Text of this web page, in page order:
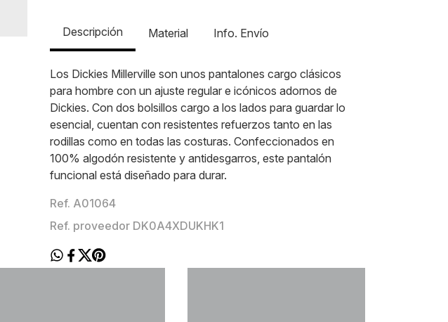
Descripción Material Info. Envío
Los Dickies Millerville son unos pantalones cargo clásicos
para hombre con un ajuste regular e icónicos adornos de
Dickies. Con dos bolsillos cargo a los lados para guardar lo
esencial, cuentan con resistentes refuerzos tanto en las
rodillas como en todas las costuras. Confeccionados en
100% algodón resistente y antidesgarros, este pantalón
funcional está diseñado para durar.
Ref. A01064
Ref. proveedor DK0A4XDUKHK1